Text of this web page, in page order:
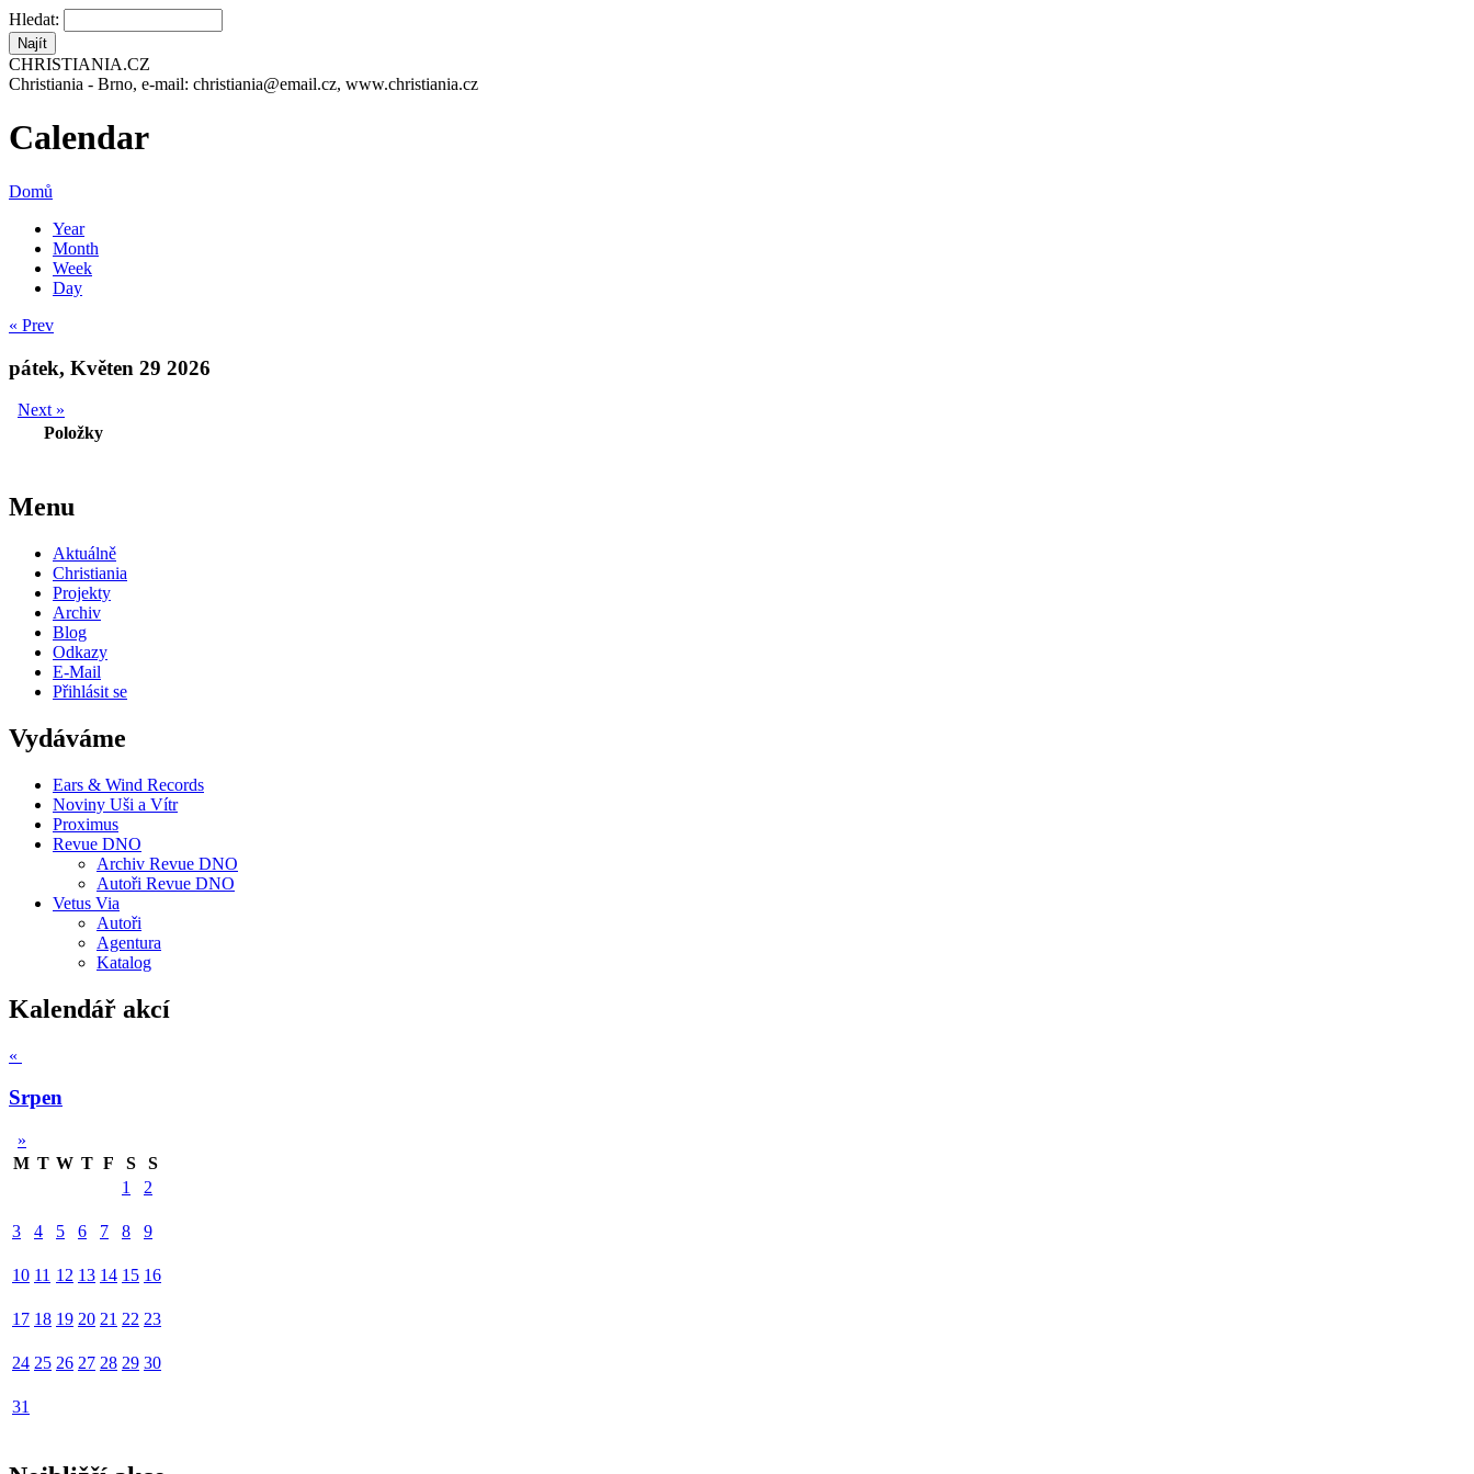
Hledat:
CHRISTIANIA.CZ
Christiania - Brno, e-mail: christiania@email.cz, www.christiania.cz
Calendar
Domů
Year
Month
Week
Day
« Prev
pátek, Květen 29 2026
Next »
Položky
Menu
Aktuálně
Christiania
Projekty
Archiv
Blog
Odkazy
E-Mail
Přihlásit se
Vydáváme
Ears & Wind Records
Noviny Uši a Vítr
Proximus
Revue DNO
Archiv Revue DNO
Autoři Revue DNO
Vetus Via
Autoři
Agentura
Katalog
Kalendář akcí
«
Srpen
»
M T W T F S
S
1
2
3 4 5 6 7 8 9
10 11 12 13 14 15 16
17 18 19 20 21 22 23
24 25 26 27 28 29 30
31